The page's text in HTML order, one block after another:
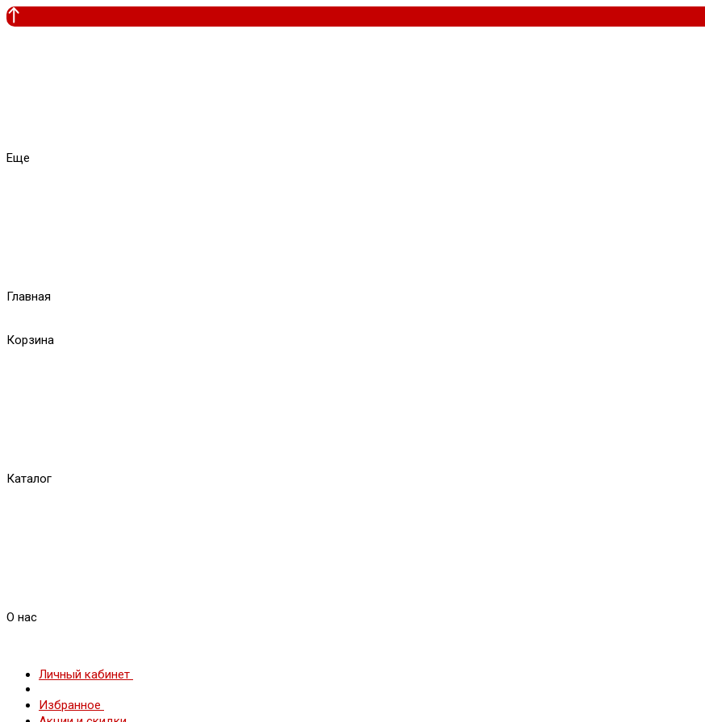
Еще
Главная
Корзина
Каталог
О нас
Личный кабинет
Избранное